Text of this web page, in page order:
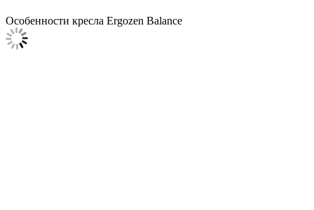
Особенности кресла Ergozen Balance